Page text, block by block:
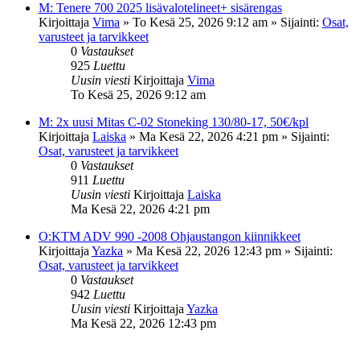
M: Tenere 700 2025 lisävalotelineet+ sisärengas
Kirjoittaja Vima » To Kesä 25, 2026 9:12 am » Sijainti: Osat,
varusteet ja tarvikkeet
0 Vastaukset
925 Luettu
Uusin viesti Kirjoittaja Vima
To Kesä 25, 2026 9:12 am
M: 2x uusi Mitas C-02 Stoneking 130/80-17, 50€/kpl
Kirjoittaja Laiska » Ma Kesä 22, 2026 4:21 pm » Sijainti:
Osat, varusteet ja tarvikkeet
0 Vastaukset
911 Luettu
Uusin viesti Kirjoittaja Laiska
Ma Kesä 22, 2026 4:21 pm
O:KTM ADV 990 -2008 Ohjaustangon kiinnikkeet
Kirjoittaja Yazka » Ma Kesä 22, 2026 12:43 pm » Sijainti:
Osat, varusteet ja tarvikkeet
0 Vastaukset
942 Luettu
Uusin viesti Kirjoittaja Yazka
Ma Kesä 22, 2026 12:43 pm